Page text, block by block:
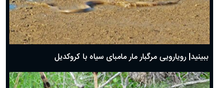
ببینید| رویارویی مرگبار مار مامبای سیاه با کروکدیل